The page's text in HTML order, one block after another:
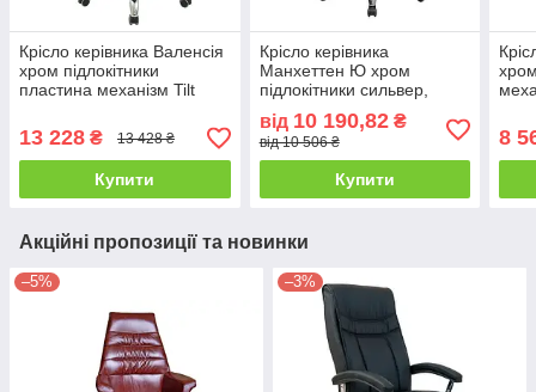
Крісло керівника Валенсія
хром підлокітники
пластина механізм Tilt
(Richman ТМ)
13 228 ₴ 13 428 ₴
Купити
Крісло керівника
Манхеттен Ю хром
підлокітники сильвер,
механізм Tilt
шкірозамінник Флай 2230
(Richman ТМ)
від 10 190,82₴
від 10 506 ₴
Купити
8
Акційні пропозиції та новинки
–5% –3%